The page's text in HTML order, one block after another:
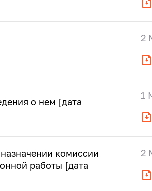
2
о нем [дата
1
комиссии
работы [дата
2